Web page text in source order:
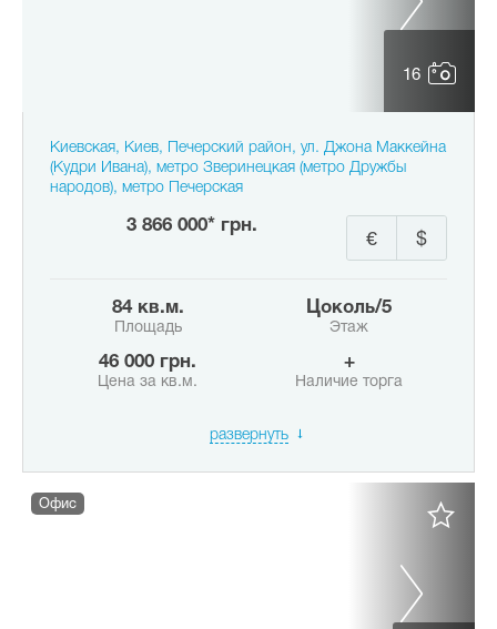
16
Киевская, Киев, Печерский район, ул. Джона Маккейна
(Кудри Ивана), метро Зверинецкая (метро Дружбы
народов), метро Печерская
3 866 000* грн.
$
€
84 кв.м.
Площадь
цоколь/5
Этаж
46 000 грн.
Цена за кв.м.
+
Наличие торга
развернуть
Офис